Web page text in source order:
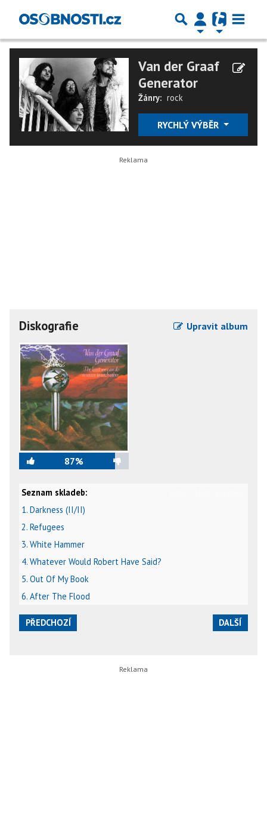
Van der Graaf
Generator
Žánry: rock
RYCHLÝ VÝBĚR
Diskografie Upravit album
87%
Seznam skladeb:
1. Darkness (II/II)
2. Refugees
3. White Hammer
4. Whatever Would Robert Have Said?
5. Out Of My Book
6. After The Flood
PŘEDCHOZÍ DALŠÍ